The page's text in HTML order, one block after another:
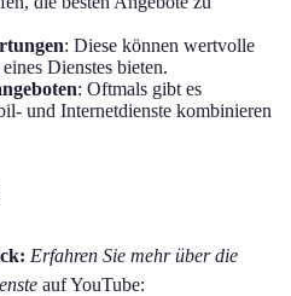
: Diese können wertvolle
Dienstes bieten.
: Oftmals gibt es
und Internetdienste kombinieren
Erfahren Sie mehr über die
auf YouTube: